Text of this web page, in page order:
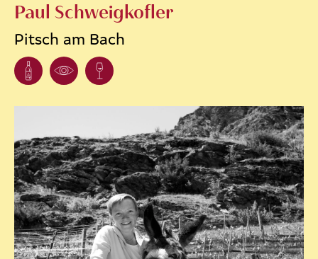
Paul Schweigkofler
Pitsch am Bach